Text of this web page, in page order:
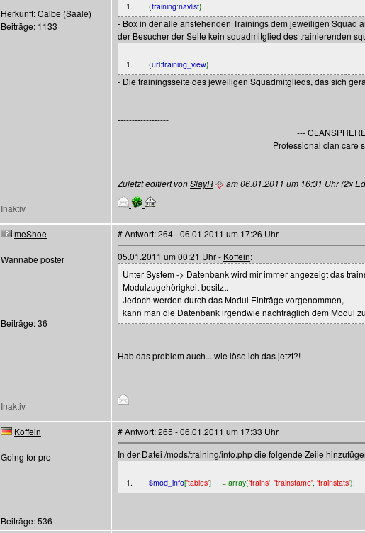
Herkunft: Calbe (Saale)
Beiträge: 1133
1. {training:navlist}
- Box in der alle anstehenden Trainings dem jeweiligen Squad
der Besucher der Seite kein squadmitglied des trainierenden
1. {url:training_view}
- Die trainingsseite des jeweiligen Squadmitglieds, das sich
------------------
---
Professional clan care
Zuletzt editiert vonSlayR am 06.01.2011 um 16:31 Uhr (2x
Inaktiv
meShoe
Wannabe poster
Beiträge: 36
# Antwort: 264 - 06.01.2011 um 17:26 Uhr
05.01.2011 um 00:21 Uhr - Koffein:
Unter System -> Datenbank wird mir immer angezeigt das
Modulzugehörigkeit besitzt.
Jedoch werden durch das Modul Einträge vorgenommen,
kann man die Datenbank irgendwie nachträglich dem Modul
Hab das problem auch... wie löse ich das jetzt?!
Inaktiv
Koffein
Going for pro
Beiträge: 536
# Antwort: 265 - 06.01.2011 um 17:33 Uhr
In der Datei /mods/training/info.php die folgende Zeile
1. $mod_info['tables'] = array('trains', 'trainsfame', 'trainstats');